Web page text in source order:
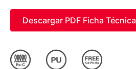
Descargar PDF Ficha Técnica